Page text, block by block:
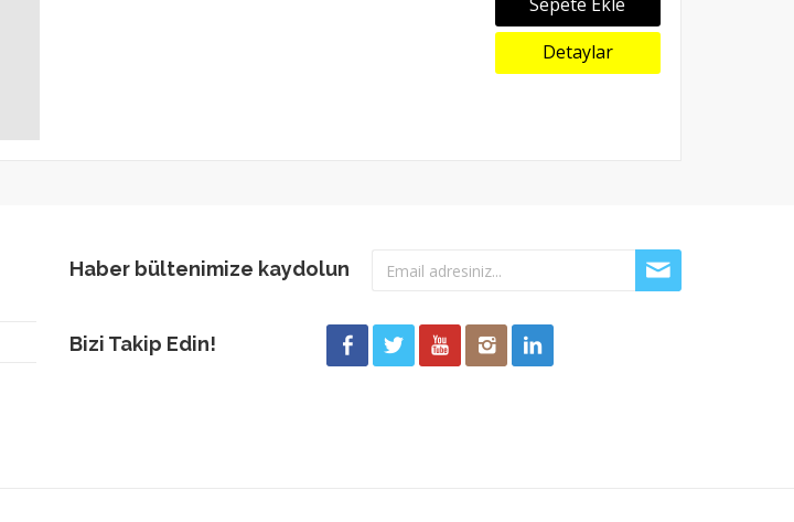
Detaylar
Haber bültenimize kaydolun
Bizi Takip Edin!